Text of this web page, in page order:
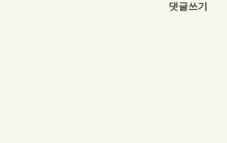
댓글쓰기